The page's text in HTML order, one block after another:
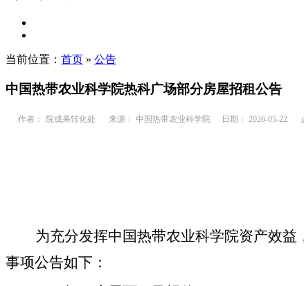
当前位置： 首页 » 公告
中国热带农业科学院热科广场部分房屋招租公告
作者： 院成果转化处 来源： 中国热带农业科学院 日期： 2026-05-22
为充分发挥中国热带农业科学院资产效
事项公告如下：